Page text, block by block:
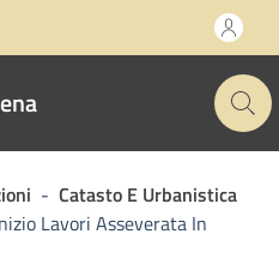
- Catasto E Urbanistica
Lavori Asseverata In